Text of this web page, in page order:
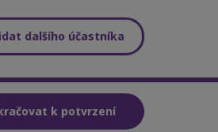
dalšího účastníka